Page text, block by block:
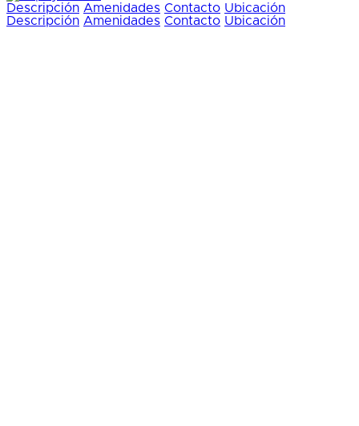
Descripción Amenidades Contacto Ubicación
Descripción Amenidades Contacto Ubicación